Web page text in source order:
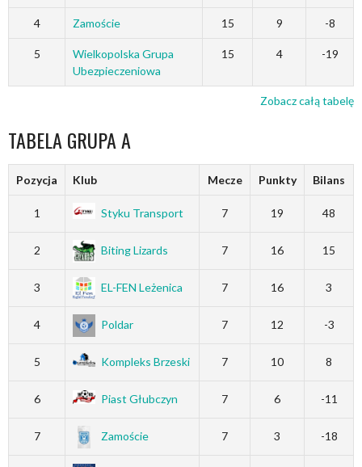
4 Zamoście 15 9 -8
5
Wielkopolska Grupa
Ubezpieczeniowa
15 4 -19
Zobacz całą tabelę
TABELA GRUPA A
Pozycja Klub Mecze Punkty Bilans
1 Styku Transport 7 19 48
2 Biting Lizards 7 16 15
3 EL-FEN Leżenica 7 16 3
4 Poldar 7 12 -3
5 Kompleks Brzeski 7 10 8
6 Piast Głubczyn 7 6 -11
7 Zamoście 7 3 -18